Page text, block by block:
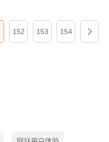
152 153 154